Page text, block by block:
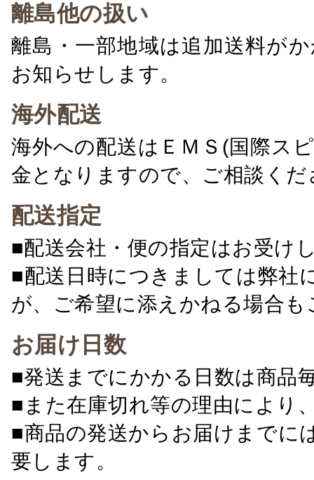
離島他の扱い
離島・一部地域は追加送料が
お知らせします。
海外配送
海外への配送はＥＭＳ(国際ス
金となりますので、ご相談くだ
配送指定
■配送会社・便の指定はお受け
■配送日時につきましては弊社
が、ご希望に添えかねる場合
お届け日数
■発送までにかかる日数は商品
■また在庫切れ等の理由により
■商品の発送からお届けまでに
要します。